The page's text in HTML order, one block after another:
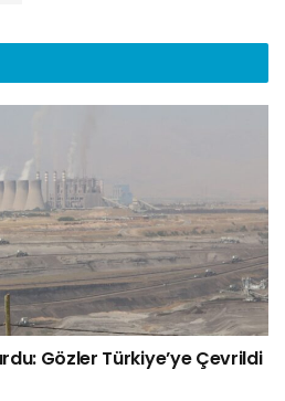
Gözler Türkiye’ye Çevrildi